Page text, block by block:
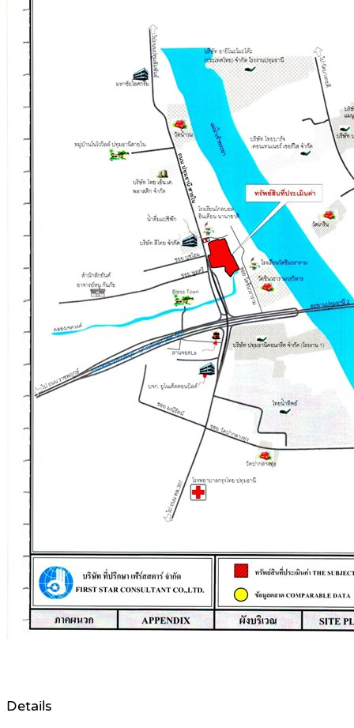
Details